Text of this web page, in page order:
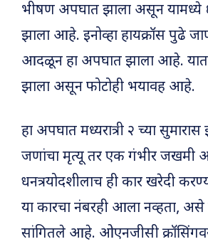
भीषण अपघात झाला असून यामध्ये
झाला आहे. इनोव्हा हायक्रॉस पुढे
आदळून हा अपघात झाला आहे. यात
झाला असून फोटोही भयावह आहे.
हा अपघात मध्यरात्री २ च्या
जणांचा मृत्यू तर एक गंभीर जखमी
धनत्रयोदशीलाच ही कार खरेदी
या कारचा नंबरही आला नव्हता, असे
सांगितले आहे. ओएनजीसी